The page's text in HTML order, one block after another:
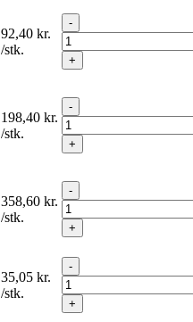
92,40 kr.
/stk.
-
+
198,40 kr.
/stk.
-
+
358,60 kr.
/stk.
-
+
35,05 kr.
/stk.
-
+